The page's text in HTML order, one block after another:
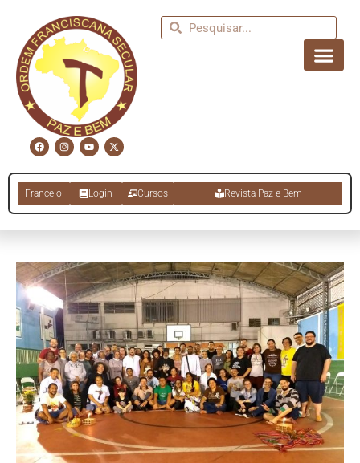
Francelo Login Cursos Revista Paz e Bem